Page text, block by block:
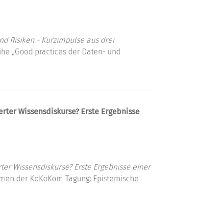
Risiken - Kurzimpulse aus drei
„Good practices der Daten- und
Wissensdiskurse? Erste Ergebnisse
Wissensdiskurse? Erste Ergebnisse einer
der KoKoKom Tagung: Epistemische